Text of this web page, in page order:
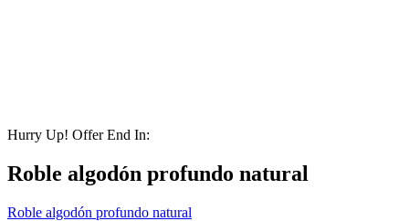
Hurry Up! Offer End In:
Roble algodón profundo natural
Roble algodón profundo natural